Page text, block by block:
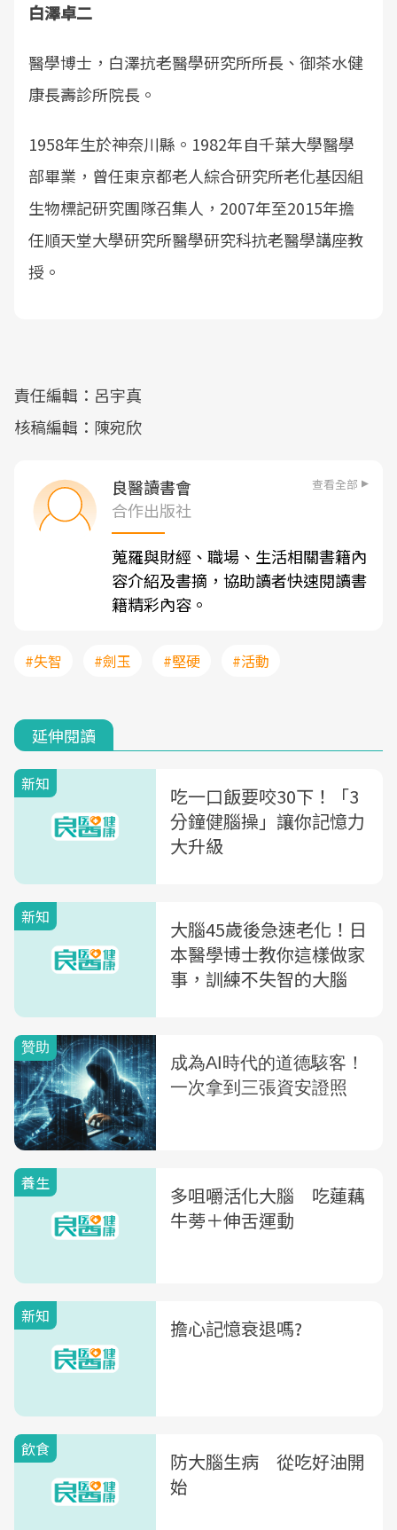
白澤卓二
醫學博士，白澤抗老醫學研究所所長、御茶水健
康長壽診所院長。
1958年生於神奈川縣。1982年自千葉大學醫學
部畢業，曾任東京都老人綜合研究所老化基因組
生物標記研究團隊召集人，2007年至2015年擔
任順天堂大學研究所醫學研究科抗老醫學講座教
授。
責任編輯：呂宇真
核稿編輯：陳宛欣
良醫讀書會 查看全部
合作出版社
蒐羅與財經、職場、生活相關書籍內
容介紹及書摘，協助讀者快速閱讀書
籍精彩內容。
#失智 #劍玉 #堅硬 #活動
延伸閱讀
新知
吃一口飯要咬30下！「3
分鐘健腦操」讓你記憶力
大升級
新知
大腦45歲後急速老化！日
本醫學博士教你這樣做家
事，訓練不失智的大腦
養生
多咀嚼活化大腦 吃蓮藕
牛蒡＋伸舌運動
新知 擔心記憶衰退嗎?
飲食
防大腦生病 從吃好油開
始